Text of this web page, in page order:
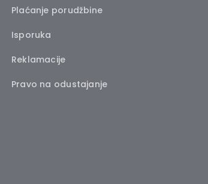
Plaćanje porudžbine
Isporuka
Reklamacije
Pravo na odustajanje